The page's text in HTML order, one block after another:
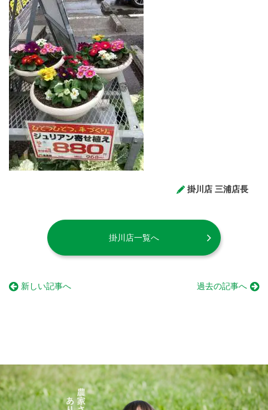
掛川店 三浦店長
掛川店一覧へ
新しい記事へ 過去の記事へ